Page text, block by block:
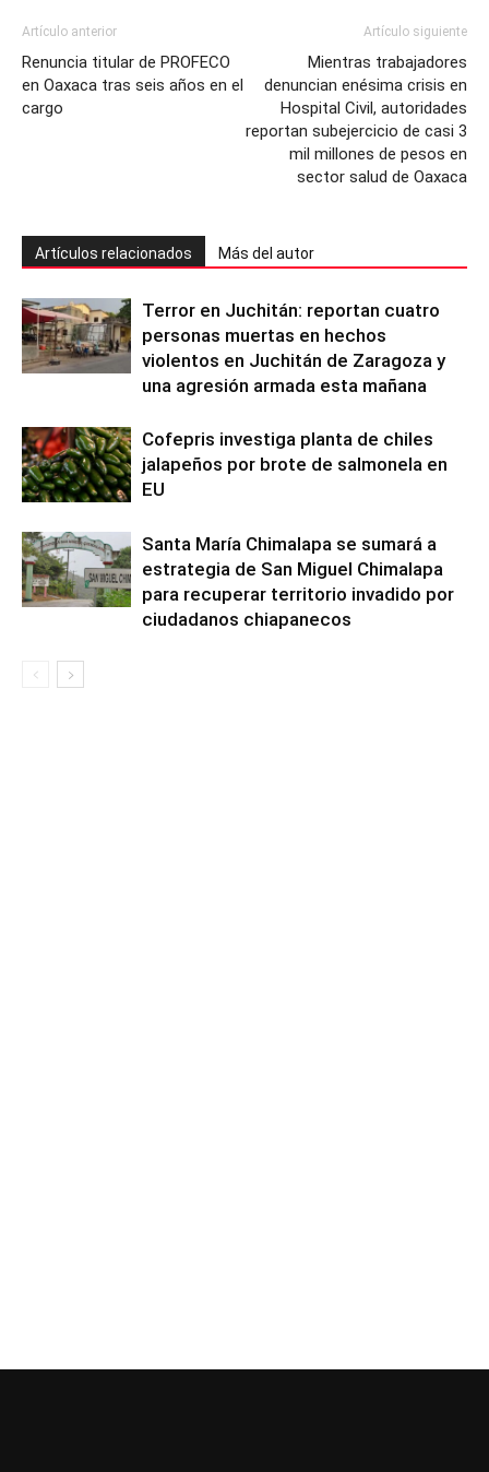
Artículo anterior
Renuncia titular de PROFECO
en Oaxaca tras seis años en el
cargo
Artículo siguiente
Mientras trabajadores
denuncian enésima crisis en
Hospital Civil, autoridades
reportan subejercicio de casi 3
mil millones de pesos en
sector salud de Oaxaca
Artículos relacionados Más del autor
Terror en Juchitán: reportan cuatro
personas muertas en hechos
violentos en Juchitán de Zaragoza y
una agresión armada esta mañana
Cofepris investiga planta de chiles
jalapeños por brote de salmonela en
EU
Santa María Chimalapa se sumará a
estrategia de San Miguel Chimalapa
para recuperar territorio invadido por
ciudadanos chiapanecos